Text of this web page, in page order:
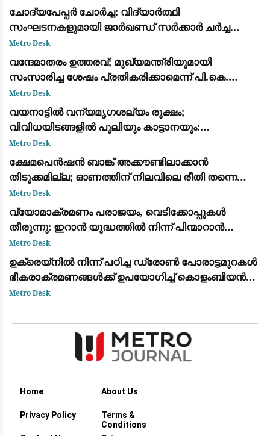
ചോദ്യപേപ്പർ ചോർച്ച: വിദ്യാർത്ഥി
സംഘടനകളുമായി ജാർഖണ്ഡ് സർക്കാർ ചർച്ച
നടത്തി; സമരം തുടരുമെന്ന് ഉദ്യോഗാർത്ഥികൾ
Metro Desk
വന്ദേമാതരം ഉത്തരവ്; മുഖ്യമന്ത്രിയുമായി
സംസാരിച്ച ശേഷം പ്രതികരിക്കാമെന്ന് പി.കെ.
കുഞ്ഞാലിക്കുട്ടി: നിലപാടിൽ മാറ്റമില്ല
Metro Desk
വയനാട്ടിൽ വന്യമൃഗശല്യം രൂക്ഷം;
വിവിധയിടങ്ങളിൽ പുലിയും കാട്ടാനയും:
ആശങ്കയിൽ ജനങ്ങൾ
Metro Desk
ക്ഷേമപെൻഷൻ ബാങ്ക് അക്കൗണ്ടിലാക്കാൻ
തിടുക്കമില്ല; ഓണത്തിന് നിലവിലെ രീതി തന്നെ
തുടരും
Metro Desk
വ്യോമാക്രമണം പരാജയം, വെടിക്കോപ്പുകൾ
തീരുന്നു: ഇറാൻ യുദ്ധത്തിൽ നിന്ന് പിന്മാറാൻ
വഴിതേടി അമേരിക്കൻ സൈനിക നേതൃത്വം
Metro Desk
ഉക്രെയ്നിൽ നിന്ന് പഠിച്ച ഡ്രോൺ പോരാട്ടമുറകൾ
ഭീകരാക്രമണങ്ങൾക്ക് ഉപയോഗിച്ച് കൊളംബിയൻ
ലഹരി കാർട്ടലുകൾ
Metro Desk
Home About Us
Privacy Policy
Terms &
Conditions